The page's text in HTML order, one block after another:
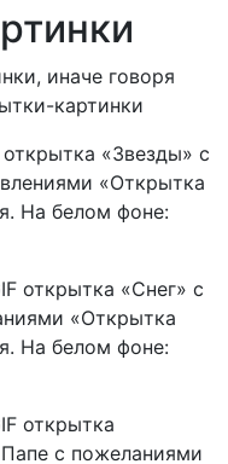
иначе говоря
картинки